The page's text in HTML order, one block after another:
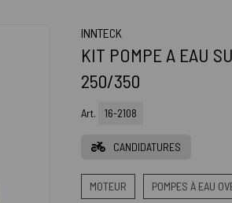
INNTECK
KIT POMPE A EAU
250/350
Art. 16-2108
CANDIDATURES
MOTEUR POMPES À EAU